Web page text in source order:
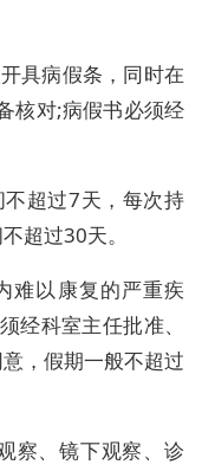
具病假条，同时在
核对;病假书必须经
超过7天，每次持
超过30天。
难以康复的严重疾
经科室主任批准、
，假期一般不超过
察、镜下观察、诊